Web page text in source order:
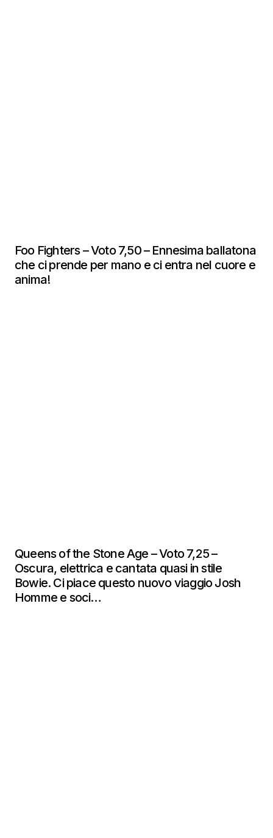
Foo Fighters – Voto 7,50 – Ennesima ballatona
che ci prende per mano e ci entra nel cuore e
anima!
Queens of the Stone Age – Voto 7,25 –
Oscura, elettrica e cantata quasi in stile
Bowie. Ci piace questo nuovo viaggio Josh
Homme e soci…